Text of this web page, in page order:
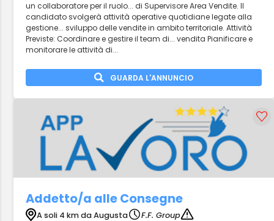
un collaboratore per il ruolo... di Supervisore Area Vendite. Il
candidato svolgerà attività operative quotidiane legate alla
gestione... sviluppo delle vendite in ambito territoriale. Attività
Previste: Coordinare e gestire il team di... vendita Pianificare e
monitorare le attività di...
GUARDA L'ANNUNCIO
Addetto/a alle Consegne
A soli 4 km da Augusta
F.F. Group